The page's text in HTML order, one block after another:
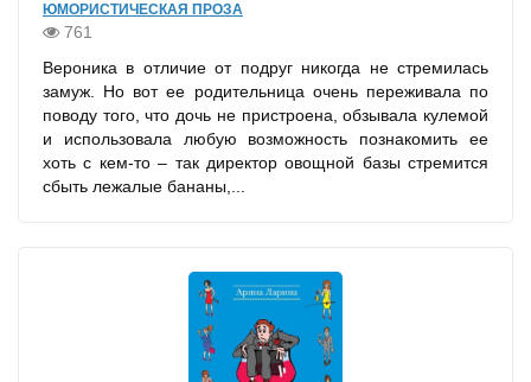
ЮМОРИСТИЧЕСКАЯ ПРОЗА
761
Вероника в отличие от подруг никогда не стремилась
замуж. Но вот ее родительница очень переживала по
поводу того, что дочь не пристроена, обзывала кулемой
и использовала любую возможность познакомить ее
хоть с кем-то – так директор овощной базы стремится
сбыть лежалые бананы,...